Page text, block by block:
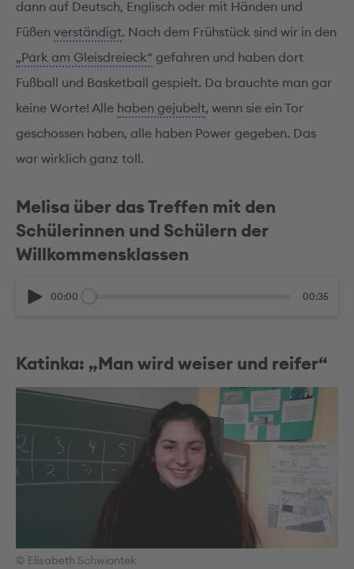
dann auf Deutsch, Englisch oder mit Händen und
Füßen verständigt. Nach dem Frühstück sind wir in den
„Park am Gleisdreieck“ gefahren und haben dort
Fußball und Basketball gespielt. Da brauchte man gar
keine Worte! Alle haben gejubelt, wenn sie ein Tor
geschossen haben, alle haben Power gegeben. Das
war wirklich ganz toll.
Melisa über das Treffen mit den
Schülerinnen und Schülern der
Willkommensklassen
00:00 00:35
Katinka: „Man wird weiser und reifer“
© Elisabeth Schwiontek